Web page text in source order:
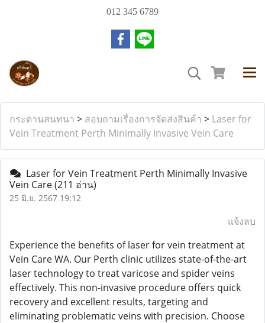
012 345 6789
กระดานสนทนา > สอบถามเรื่องการจัดส่งสินค้า > Laser for
Vein Treatment Perth Minimally Invasive Vein Care
Laser for Vein Treatment Perth Minimally Invasive
Vein Care(211 อ่าน)
25 มิ.ย. 2567 19:12
แจ้งลบ
Experience the benefits of laser for vein treatment at
Vein Care WA. Our Perth clinic utilizes state-of-the-art
laser technology to treat varicose and spider veins
effectively. This non-invasive procedure offers quick
recovery and excellent results, targeting and
eliminating problematic veins with precision. Choose